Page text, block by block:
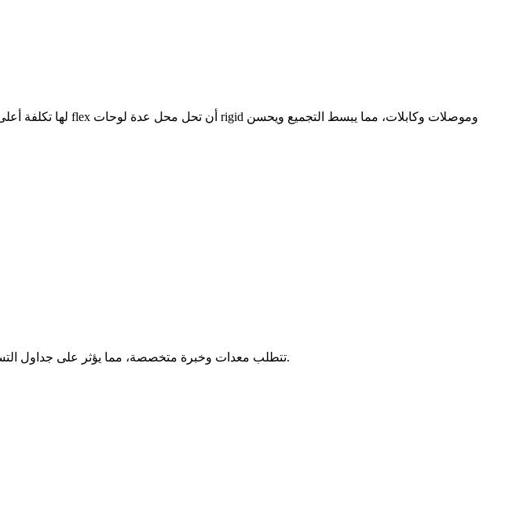
عادة ما يكون لـ Rigid PCB وقت تنفيذ أقصر بسبب العمليات القياسية وتوفر التصنيع الأوسع. Flex PCB تتطلب معدات وخبرة متخصصة، مما يؤثر على جداول التسليم.